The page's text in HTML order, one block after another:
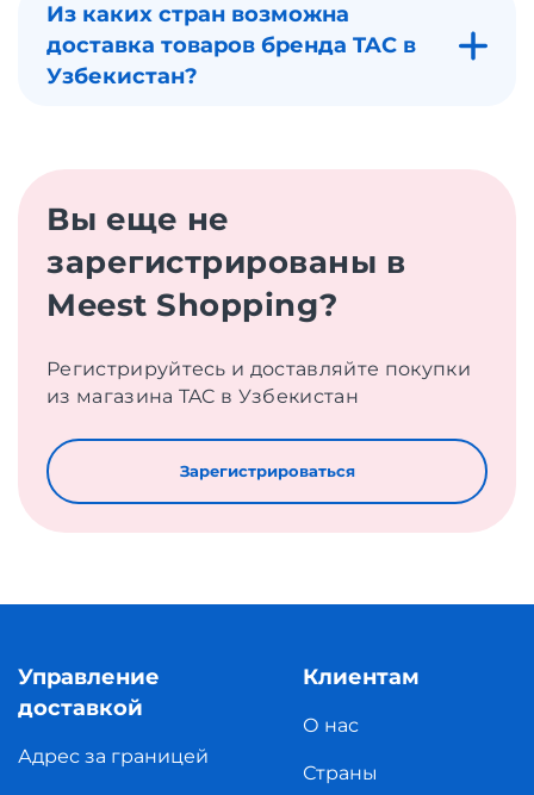
Из каких стран возможна
доставка товаров бренда TAC в
Узбекистан?
Вы еще не
зарегистрированы в
Meest Shopping?
Регистрируйтесь и доставляйте покупки
из магазина TAC в Узбекистан
Зарегистрироваться
Управление
доставкой
Адрес за границей
Клиентам
О нас
Страны